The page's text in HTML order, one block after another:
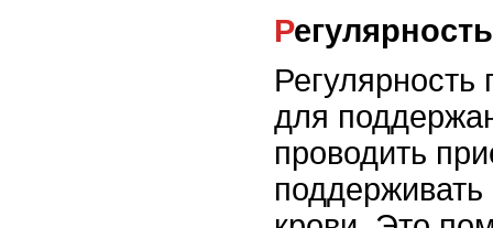
Регулярность
для
проводить